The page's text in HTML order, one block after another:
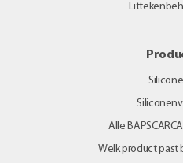
Alle
Welk product past